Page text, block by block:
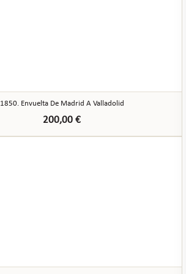
1850. Envuelta De Madrid A Valladolid
200,00 €